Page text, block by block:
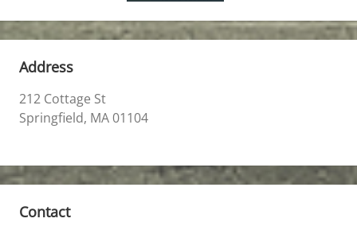
Address
212 Cottage St
Springfield, MA 01104
Contact